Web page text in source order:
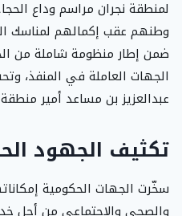
لمنطقة نجران مراسم وداع
وطنهم عقب إكمالهم لمناسك
ضمن إطار منظومة شاملة من
الجهات العاملة في المنفذ،
عبدالعزيز بن مساعد أمير
تكثيف الجهود
سخّرت الجهات الحكومية
والصحي والاجتماعي من أجل